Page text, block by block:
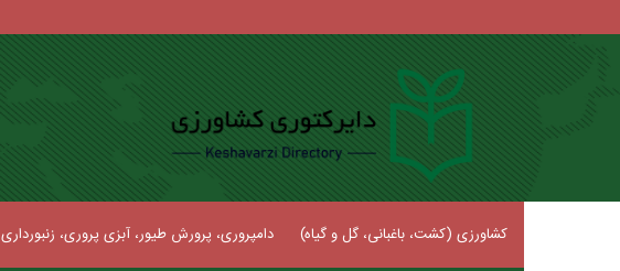
کشاورزی (کشت، باغبانی، گل و گیاه) دامپروری، پرورش طیور، آبزی پروری، زنبورداری